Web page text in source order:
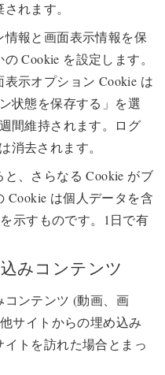
れます。
報と画面表示情報を保
Cookie を設定します。
示オプション Cookie は
状態を保存する」を選
間維持されます。ログ
消去されます。
、さらなる Cookie がブ
Cookie は個人データを含
示すものです。1日で有
みコンテンツ
コンテンツ (動画、画
サイトからの埋め込み
トを訪れた場合とまっ